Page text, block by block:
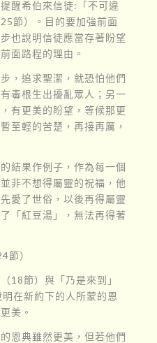
醒希伯來信徒:「不可違
節）。目的要加強前面
也說明信徒應當存著盼望
面路程的理由。
，追求聖潔，就恐怕他們
毒根生出擾亂眾人；另一
有更美的盼望，等候那更
至輕的苦楚，再接再厲，
結果作例子，作為每一個
非不想得屬靈的祝福，他
愛了世俗，以後再得屬靈
「紅豆湯」，無法再得著
節）
18節）與「乃是來到」
在新約下的人所蒙的恩
美。
恩典雖然更美，但若他們